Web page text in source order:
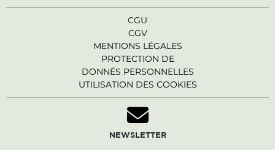
CGU
CGV
MENTIONS LÉGALES
PROTECTION DE
DONNÉS PERSONNELLES
UTILISATION DES COOKIES
NEWSLETTER